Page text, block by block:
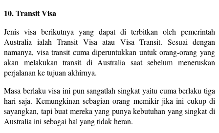
10. Transit Visa
Jenis visa berikutnya yang dapat di terbitkan oleh pemerintah
Australia ialah Transit Visa atau Visa Transit. Sesuai dengan
namanya, visa transit cuma diperuntukkan untuk orang-orang yang
akan melakukan transit di Australia saat sebelum meneruskan
perjalanan ke tujuan akhirnya.
Masa berlaku visa ini pun sangatlah singkat yaitu cuma berlaku tiga
hari saja. Kemungkinan sebagian orang memikir jika ini cukup di
sayangkan, tapi buat mereka yang punya kebutuhan yang singkat di
Australia ini sebagai hal yang tidak heran.